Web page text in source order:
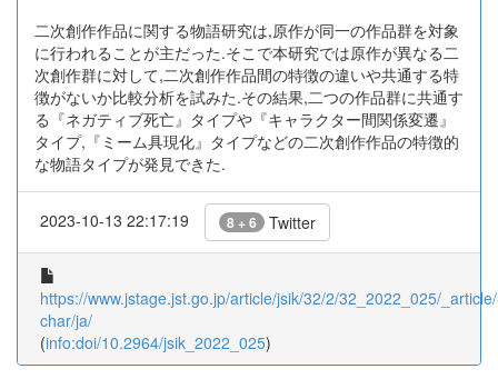
二次創作作品に関する物語研究は,原作が同一の作品群を対象
に行われることが主だった.そこで本研究では原作が異なる二
次創作群に対して,二次創作作品間の特徴の違いや共通する特
徴がないか比較分析を試みた.その結果,二つの作品群に共通す
る『ネガティブ死亡』タイプや『キャラクター間関係変遷』
タイプ,『ミーム具現化』タイプなどの二次創作作品の特徴的
な物語タイプが発見できた.
2023-10-13 22:17:19 8 + 6 Twitter
https://www.jstage.jst.go.jp/article/jsik/32/2/32_2022_025/
char/ja/
(info:doi/10.2964/jsik_2022_025)